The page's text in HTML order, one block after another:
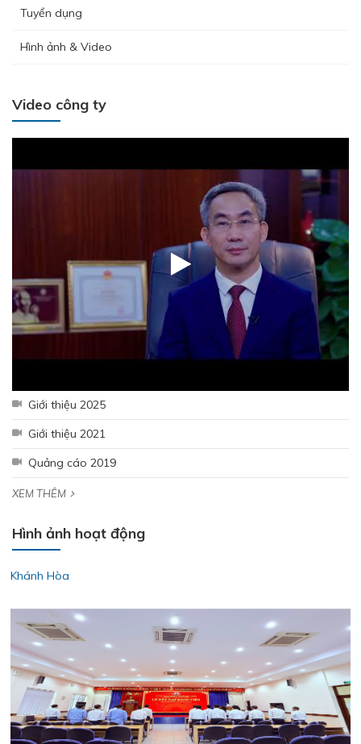
Tuyển dụng
Hình ảnh & Video
Video công ty
Giới thiệu 2025
Giới thiệu 2021
Quảng cáo 2019
XEM THÊM
Hình ảnh hoạt động
Hưởng ứng tháng công nhân 2026 - Lan tỏa tinh thần gắn kết
THÉP MIỀN NAM /V/ chính thức trở lại thị trường Nha Trang -
Khánh Hòa